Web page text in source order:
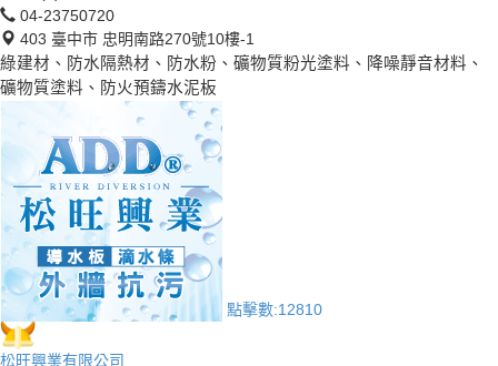
04-23750720
403 臺中市 忠明南路270號10樓-1
綠建材、防水隔熱材、防水粉、礦物質粉光塗料、降噪靜音材料、
礦物質塗料、防火預鑄水泥板
點擊數:12810
松旺興業有限公司